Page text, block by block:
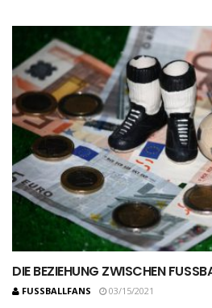
DIE BEZIEHUNG ZWISCHEN
FUSSBALLFANS 03/15/2021